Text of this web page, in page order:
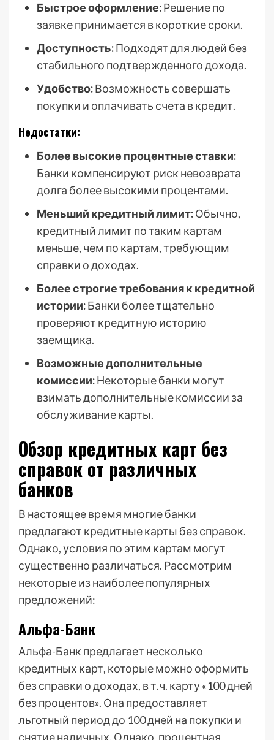
Быстрое оформление:Решение по
заявке принимается в короткие сроки.
Доступность:Подходят для людей без
стабильного подтвержденного дохода.
Удобство:Возможность совершать
покупки и оплачивать счета в кредит.
Недостатки:
Более высокие процентные ставки:
Банки компенсируют риск невозврата
долга более высокими процентами.
Меньший кредитный лимит:Обычно,
кредитный лимит по таким картам
меньше, чем по картам, требующим
справки о доходах.
Более строгие требования к кредитной
истории:Банки более тщательно
проверяют кредитную историю
заемщика.
Возможные дополнительные
комиссии:Некоторые банки могут
взимать дополнительные комиссии за
обслуживание карты.
Обзор кредитных карт без
справок от различных
банков
В настоящее время многие банки
предлагают кредитные карты без справок.
Однако, условия по этим картам могут
существенно различаться. Рассмотрим
некоторые из наиболее популярных
предложений:
Альфа-Банк
Альфа-Банк предлагает несколько
кредитных карт, которые можно оформить
без справки о доходах, в т.ч. карту «100 дней
без процентов». Она предоставляет
льготный период до 100 дней на покупки и
снятие наличных. Однако, процентная